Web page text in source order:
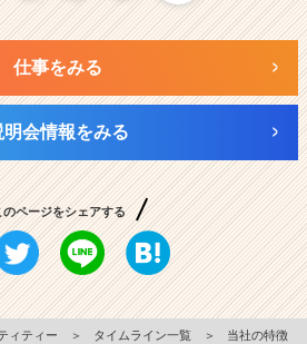
仕事をみる
明会情報をみる
のページをシェアする
ィティー ＞ タイムライン一覧 ＞
当社の特徴